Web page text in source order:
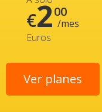
€200
/mes
Euros
Ver planes